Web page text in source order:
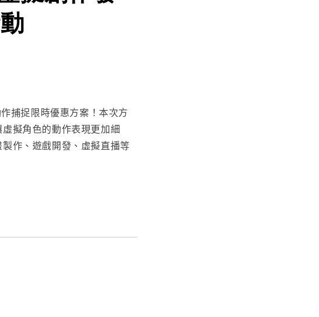
捕捉限時優惠方案！本次方
擬角色的動作表現更加細
作、遊戲開發、虛擬直播等